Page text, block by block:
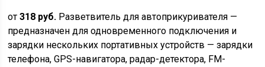
от318 руб. Разветвитель для автоприкуривателя —
предназначен для одновременного подключения и
зарядки нескольких портативных устройств — зарядки
телефона, GPS-навигатора, радар-детектора, FM-